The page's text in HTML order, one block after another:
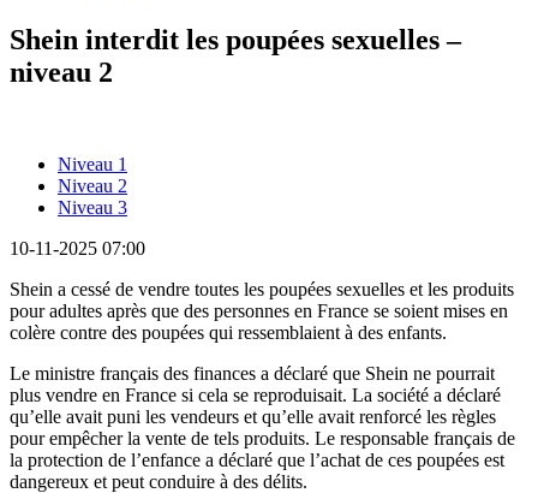
Shein interdit les poupées sexuelles –
niveau 2
Niveau 1
Niveau 2
Niveau 3
10-11-2025 07:00
Shein a cessé de vendre toutes les poupées sexuelles et les produits
pour adultes après que des personnes en France se soient mises en
colère contre des poupées qui ressemblaient à des enfants.
Le ministre français des finances a déclaré que Shein ne pourrait
plus vendre en France si cela se reproduisait. La société a déclaré
qu’elle avait puni les vendeurs et qu’elle avait renforcé les règles
pour empêcher la vente de tels produits. Le responsable français de
la protection de l’enfance a déclaré que l’achat de ces poupées est
dangereux et peut conduire à des délits.